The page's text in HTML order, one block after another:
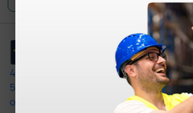
4,4
597
opiniones